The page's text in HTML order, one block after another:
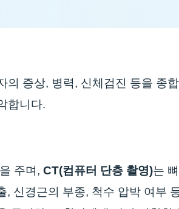
증상, 병력, 신체검진 등을 종
합니다.
주며, CT(컴퓨터 단층 촬영)는
, 신경근의 부종, 척수 압박 여부